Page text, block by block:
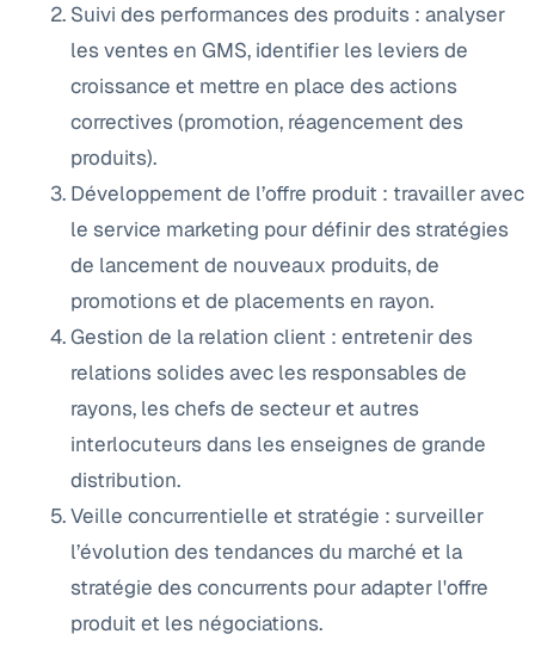
Suivi des performances des produits : analyser
les ventes en GMS, identifier les leviers de
croissance et mettre en place des actions
correctives (promotion, réagencement des
produits).
Développement de l’offre produit : travailler avec
le service marketing pour définir des stratégies
de lancement de nouveaux produits, de
promotions et de placements en rayon.
Gestion de la relation client : entretenir des
relations solides avec les responsables de
rayons, les chefs de secteur et autres
interlocuteurs dans les enseignes de grande
distribution.
Veille concurrentielle et stratégie : surveiller
l’évolution des tendances du marché et la
stratégie des concurrents pour adapter l'offre
produit et les négociations.